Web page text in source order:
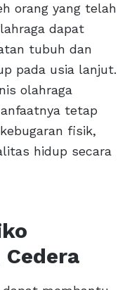
orang yang telah
dapat
tubuh dan
pada usia lanjut.
olahraga
tetap
fisik,
hidup secara